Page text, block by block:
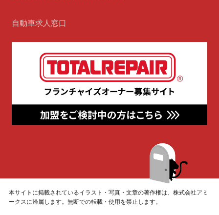
自動車求人窓口
本サイトに掲載されているイラスト・写真・文章の著作権は、株式会社アミ
ークスに帰属します。無断での転載・使用を禁止します。